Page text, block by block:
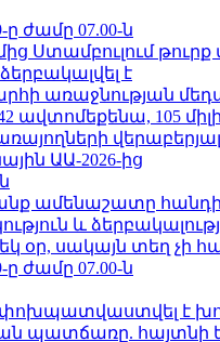
ը ժամը 07.00-ն
թուրք
է
առաջնության
105
վերաբերյալ
ԱԱ-2026-ից
ամենաշատը
և
օր, սակայն տեղ չի
ը ժամը 07.00-ն
է
պատճառը. հայտնի